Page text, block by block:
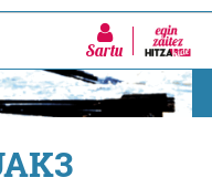
Sartu